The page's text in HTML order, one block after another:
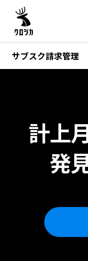
サブスク請求管理
計上
発